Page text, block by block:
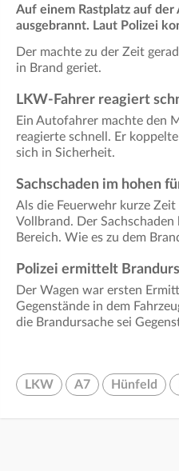
Auf einem Rastplatz auf der
ausgebrannt. Laut Polizei
Der machte zu der Zeit
in Brand geriet.
LKW-Fahrer reagiert
Ein Autofahrer machte den
reagierte schnell. Er
sich in Sicherheit.
Sachschaden im hohen
Als die Feuerwehr kurze
Vollbrand. Der
Bereich. Wie es zu dem
Polizei ermittelt
Der Wagen war ersten
Gegenstände in dem
die Brandursache sei
LKW A7 Hünfeld